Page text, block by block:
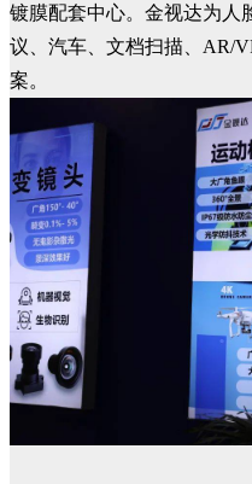
镀膜配套中心。金视达为人
议、汽车、文档扫描、AR/
案。